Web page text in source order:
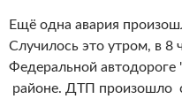
Ещё одна авария
Случилось это утром, в 8
Федеральной
районе. ДТП произошло